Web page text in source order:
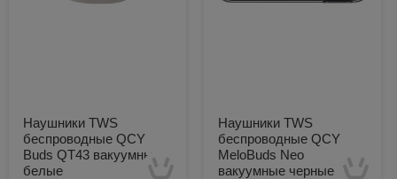
Наушники TWS
беспроводные QCY
Buds QT43 вакуумные
белые
Наушники TWS
беспроводные QCY
MeloBuds Neo
вакуумные черные